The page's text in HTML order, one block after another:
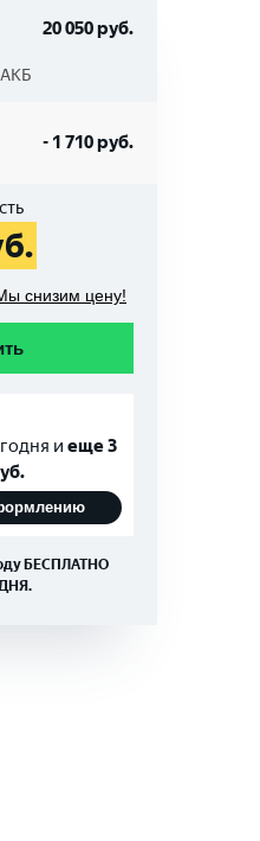
20 050руб.
- 1 710руб.
снизим цену!
и еще 3
БЕСПЛАТНО